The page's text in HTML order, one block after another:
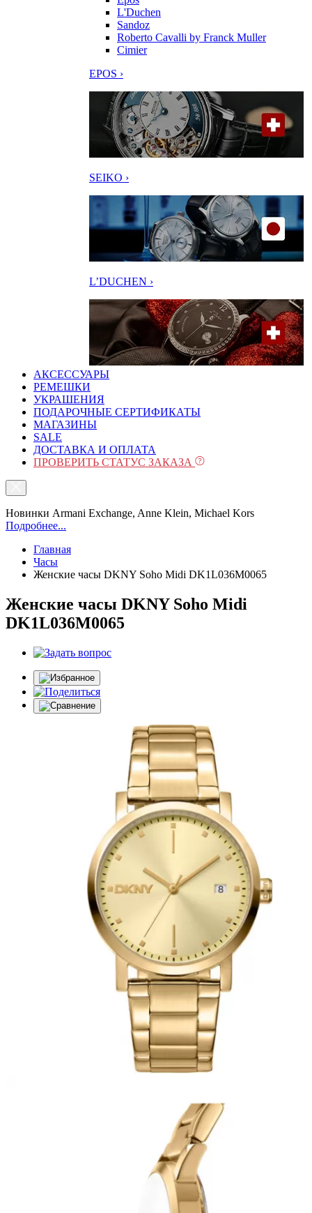
L'Duchen
Sandoz
Roberto Cavalli by Franck Muller
Cimier
EPOS ›
SEIKO ›
L’DUCHEN ›
АКСЕССУАРЫ
РЕМЕШКИ
УКРАШЕНИЯ
ПОДАРОЧНЫЕ СЕРТИФИКАТЫ
МАГАЗИНЫ
SALE
ДОСТАВКА И ОПЛАТА
ПРОВЕРИТЬ СТАТУС ЗАКАЗА
Новинки Armani Exchange, Anne Klein, Michael Kors
Подробнее...
Главная
Часы
Женские часы DKNY Soho Midi DK1L036M0065
Женские часы DKNY Soho Midi
DK1L036M0065